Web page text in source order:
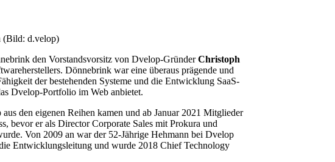
(Bild: d.velop)
den Vorstandsvorsitz von Dvelop-GründerChristoph
Dönnebrink war eine überaus prägende und
der bestehenden Systeme und die Entwicklung SaaS-
Dvelop-Portfolio im Web anbietet.
den eigenen Reihen kamen und ab Januar 2021 Mitglieder
bevor er als Director Corporate Sales mit Prokura und
Von 2009 an war der 52-Jährige Hehmann bei Dvelop
Entwicklungsleitung und wurde 2018 Chief Technology